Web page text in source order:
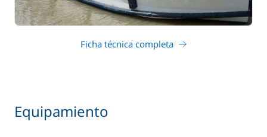
Ficha técnica completa
Equipamiento